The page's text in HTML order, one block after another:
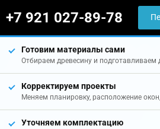
+7 921 027-89-78
Готовим материалы сами
Отбираем древесину и подготавливаем
Корректируем проекты
Меняем планировку, расположение
Уточняем комплектацию